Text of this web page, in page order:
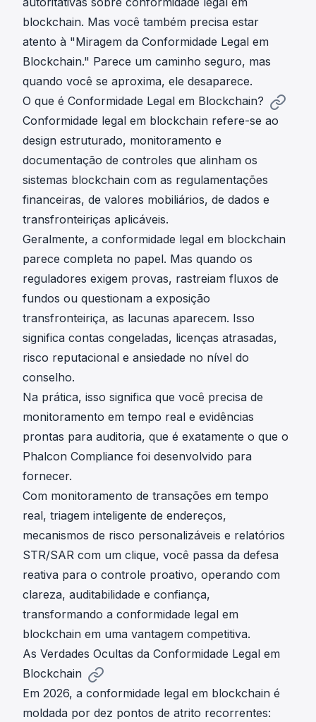
blockchain. Mas você também precisa estar
atento à "Miragem da Conformidade Legal em
Blockchain." Parece um caminho seguro, mas
quando você se aproxima, ele desaparece.
O que é Conformidade Legal em Blockchain?
Conformidade legal em blockchain refere-se ao
design estruturado, monitoramento e
documentação de controles que alinham os
sistemas blockchain com as regulamentações
financeiras, de valores mobiliários, de dados e
transfronteiriças aplicáveis.
Geralmente, a conformidade legal em blockchain
parece completa no papel. Mas quando os
reguladores exigem provas, rastreiam fluxos de
fundos ou questionam a exposição
transfronteiriça, as lacunas aparecem. Isso
significa contas congeladas, licenças atrasadas,
risco reputacional e ansiedade no nível do
conselho.
Na prática, isso significa que você precisa de
monitoramento em tempo real e evidências
prontas para auditoria, que é exatamente o que o
Phalcon Compliance foi desenvolvido para
fornecer.
Com monitoramento de transações em tempo
real, triagem inteligente de endereços,
mecanismos de risco personalizáveis e relatórios
STR/SAR com um clique, você passa da defesa
reativa para o controle proativo, operando com
clareza, auditabilidade e confiança,
transformando a conformidade legal em
blockchain em uma vantagem competitiva.
As Verdades Ocultas da Conformidade Legal em
Blockchain
Em 2026, a conformidade legal em blockchain é
moldada por dez pontos de atrito recorrentes: